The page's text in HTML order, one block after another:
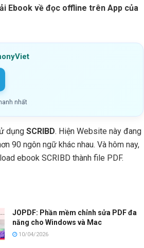
Ebook về đọc offline trên App của
nhất
dụng SCRIBD. Hiện Website này đang
90 ngôn ngữ khác nhau. Và hôm nay,
ebook SCRIBD thành file PDF.
JOPDF: Phần mềm chỉnh sửa PDF đa
năng cho Windows và Mac
10/04/2026